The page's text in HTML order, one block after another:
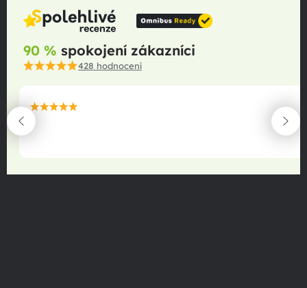
90 % spokojení zákazníci
428 hodnocení
maximální spokojenost
22.06.2025